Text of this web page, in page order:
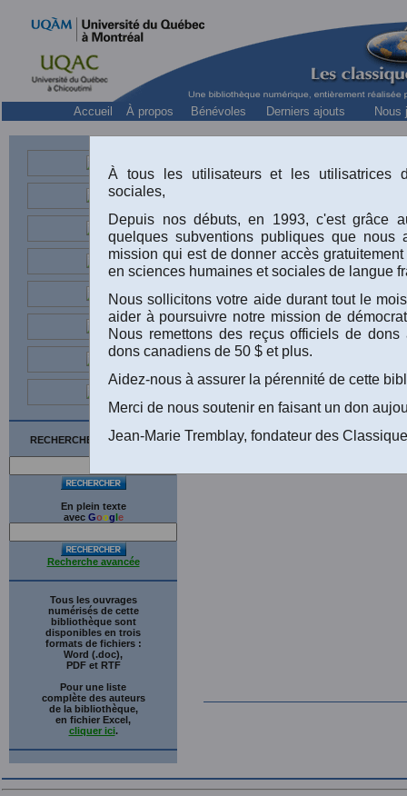
Accueil À propos Bénévoles Derniers ajouts Nous
RECHERCHE SUR LE SITE
En plein texte
avec Google
Recherche avancée
Tous les ouvrages
numérisés de cette
bibliothèque sont
disponibles en trois
formats de fichiers :
Word (.doc),
PDF et RTF
Pour une liste
complète des auteurs
de la bibliothèque,
en fichier Excel,
cliquer ici.
Autorisation de diffuser le livre:
À tous les utilisateurs et les utilisatrices
sociales,
Depuis nos débuts, en 1993, c'est grâce
quelques subventions publiques que
mission qui est de donner accès
en sciences humaines et sociales de langue
Nous sollicitons votre aide durant tout le
aider à poursuivre notre mission de
Nous remettons des reçus officiels de
dons canadiens de 50 $ et plus.
Aidez-nous à assurer la pérennité de cette
Merci de nous soutenir en faisant un don
Jean-Marie Tremblay, fondateur des